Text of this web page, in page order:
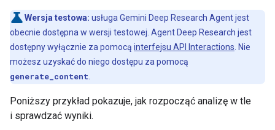
Wersja testowa: usługa Gemini Deep Research Agent jest
obecnie dostępna w wersji testowej. Agent Deep Research jest
dostępny wyłącznie za pomocą interfejsu API Interactions . Nie
możesz uzyskać do niego dostępu za pomocą
generate_content
Poniższy przykład pokazuje, jak rozpocząć analizę w tle
i sprawdzać wyniki.